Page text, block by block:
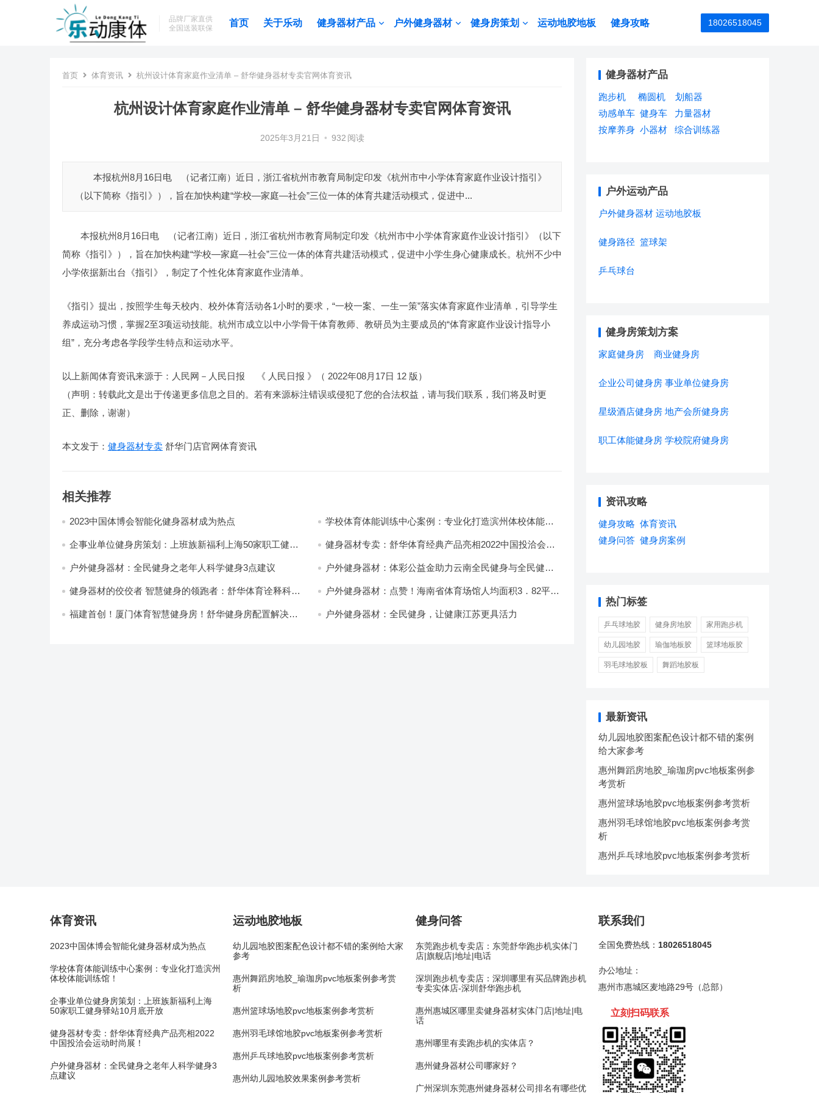
品牌厂家直供
全国送装联保
首页 关于乐动 健身器材产品 户外健身器材 健身房策划 运动地胶地板 健身攻略 18026518045
首页 体育资讯 杭州设计体育家庭作业清单 – 舒华健身器材专卖官网体育资讯
杭州设计体育家庭作业清单 – 舒华健身器材专卖官网体育资讯
2025年3月21日 • 932 阅读
本报杭州8月16日电 （记者江南）近日，浙江省杭州市教育局制定印发《杭州市中小学体育家庭作业设计指引》
（以下简称《指引》），旨在加快构建“学校—家庭—社会”三位一体的体育共建活动模式，促进中...
本报杭州8月16日电 （记者江南）近日，浙江省杭州市教育局制定印发《杭州市中小学体育家庭作业设计指引》（以下
简称《指引》），旨在加快构建“学校—家庭—社会”三位一体的体育共建活动模式，促进中小学生身心健康成长。杭州不少中
小学依据新出台《指引》，制定了个性化体育家庭作业清单。
《指引》提出，按照学生每天校内、校外体育活动各1小时的要求，“一校一案、一生一策”落实体育家庭作业清单，引导学生
养成运动习惯，掌握2至3项运动技能。杭州市成立以中小学骨干体育教师、教研员为主要成员的“体育家庭作业设计指导小
组”，充分考虑各学段学生特点和运动水平。
以上新闻体育资讯来源于：人民网－人民日报
《 人民日报 》（ 2022年08月17日 12 版）
（声明：转载此文是出于传递更多信息之目的。若有来源标注错误或侵犯了您的合法权益，请与我们联系，我们将及时更
正、删除，谢谢）
本文发于： 健身器材专卖 舒华门店官网体育资讯
相关推荐
2023中国体博会智能化健身器材成为热点
学校体育体能训练中心案例：专业化打造滨州体校体能训
企事业单位健身房策划：上班族新福利上海50家职工健身
健身器材专卖：舒华体育经典产品亮相2022中国投洽会运
户外健身器材：全民健身之老年人科学健身3点建议
户外健身器材：体彩公益金助力云南全民健身与全民健康
健身器材的佼佼者 智慧健身的领跑者：舒华体育诠释科学
户外健身器材：点赞！海南省体育场馆人均面积3．82平方
福建首创！厦门体育智慧健身房！舒华健身房配置解决方
户外健身器材：全民健身，让健康江苏更具活力
健身器材产品
跑步机 椭圆机
划船器
动感单车 健身车
力量器材
按摩养身 小器材 综合训练器
户外运动产品
户外健身器材 运动地胶板
健身路径 篮球架
乒乓球台
健身房策划方案
家庭健身房 商业健身房
企业公司健身房 事业单位健身房
星级酒店健身房 地产会所健身房
职工体能健身房 学校院府健身房
资讯攻略
健身攻略 体育资讯
健身问答 健身房案例
热门标签
乒乓球地胶 健身房地胶 家用跑步机
幼儿园地胶 瑜伽地板胶 篮球地板胶
羽毛球地胶板 舞蹈地胶板
最新资讯
幼儿园地胶图案配色设计都不错的案例
给大家参考
惠州舞蹈房地胶_瑜珈房pvc地板案例参
考赏析
惠州篮球场地胶pvc地板案例参考赏析
惠州羽毛球馆地胶pvc地板案例参考赏
析
惠州乒乓球地胶pvc地板案例参考赏析
体育资讯
2023中国体博会智能化健身器材成为热点
学校体育体能训练中心案例：专业化打造滨州
体校体能训练馆！
企事业单位健身房策划：上班族新福利上海
50家职工健身驿站10月底开放
健身器材专卖：舒华体育经典产品亮相2022
中国投洽会运动时尚展！
户外健身器材：全民健身之老年人科学健身3
点建议
运动地胶地板
幼儿园地胶图案配色设计都不错的案例给大家
参考
惠州舞蹈房地胶_瑜珈房pvc地板案例参考赏
析
惠州篮球场地胶pvc地板案例参考赏析
惠州羽毛球馆地胶pvc地板案例参考赏析
惠州乒乓球地胶pvc地板案例参考赏析
惠州幼儿园地胶效果案例参考赏析
健身问答
东莞跑步机专卖店：东莞舒华跑步机实体门
店|旗舰店|地址|电话
深圳跑步机专卖店：深圳哪里有买品牌跑步机
专卖实体店-深圳舒华跑步机
惠州惠城区哪里卖健身器材实体门店|地址|电
话
惠州哪里有卖跑步机的实体店？
惠州健身器材公司哪家好？
广州深圳东莞惠州健身器材公司排名有哪些优
联系我们
全国免费热线： 18026518045
办公地址：
惠州市惠城区麦地路29号（总部）
立刻扫码联系